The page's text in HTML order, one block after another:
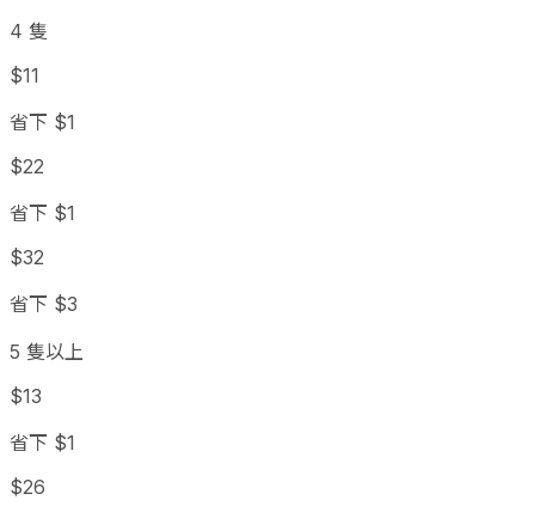
4 隻
$11
省下 $1
$22
省下 $1
$32
省下 $3
5 隻以上
$13
省下 $1
$26